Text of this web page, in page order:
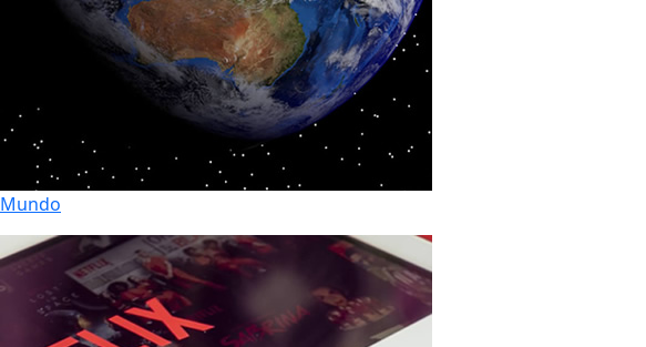
Mundo